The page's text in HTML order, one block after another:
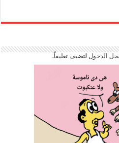
الدخوللتضيف تعليقاً.